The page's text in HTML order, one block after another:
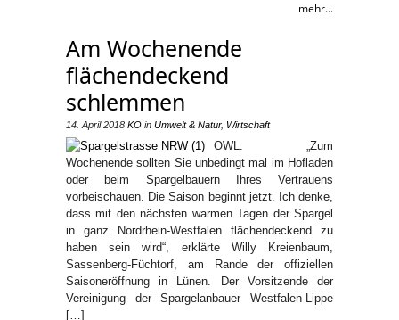
mehr...
Am Wochenende
flächendeckend
schlemmen
14. April 2018 KO in Umwelt & Natur, Wirtschaft
OWL. „Zum
Wochenende sollten Sie unbedingt mal im Hofladen
oder beim Spargelbauern Ihres Vertrauens
vorbeischauen. Die Saison beginnt jetzt. Ich denke,
dass mit den nächsten warmen Tagen der Spargel
in ganz Nordrhein-Westfalen flächendeckend zu
haben sein wird“, erklärte Willy Kreienbaum,
Sassenberg-Füchtorf, am Rande der offiziellen
Saisoneröffnung in Lünen. Der Vorsitzende der
Vereinigung der Spargelanbauer Westfalen-Lippe
[…]